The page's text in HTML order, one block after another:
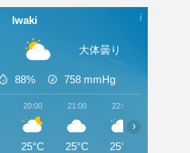
Iwaki
大体曇り
88% 758 mmHg
20:00
25°C
21:00
25°C
22:00
25°C
›